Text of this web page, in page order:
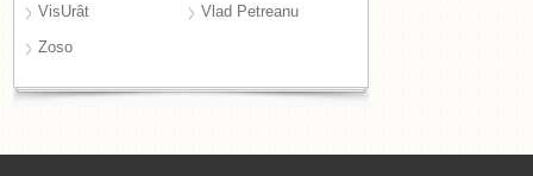
VisUrât
Vlad Petreanu
Zoso